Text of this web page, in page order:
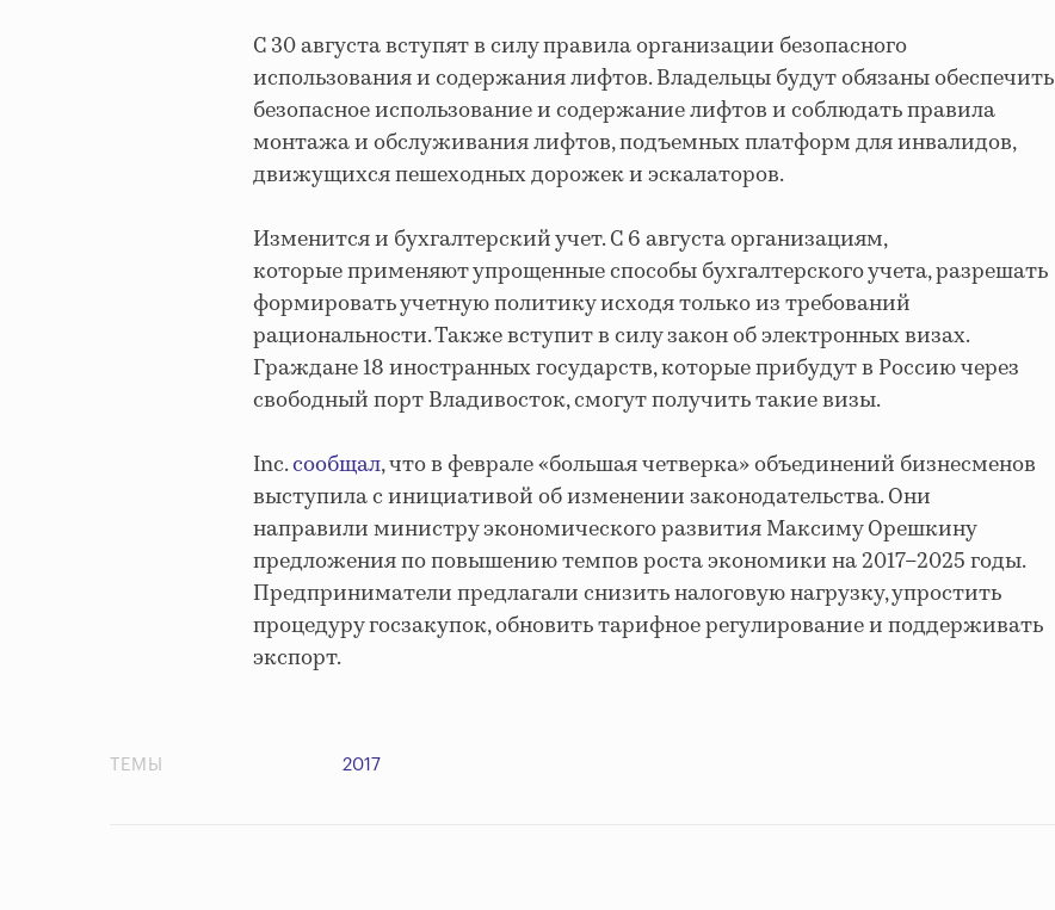
С 30 августа вступят в силу правила организации безопасного
использования и содержания лифтов. Владельцы будут обязаны обеспечить
безопасное использование и содержание лифтов и соблюдать правила
монтажа и обслуживания лифтов, подъемных платформ для инвалидов,
движущихся пешеходных дорожек и эскалаторов.
Изменится и бухгалтерский учет. С 6 августа организациям,
которые применяют упрощенные способы бухгалтерского учета, разрешать
формировать учетную политику исходя только из требований
рациональности. Также вступит в силу закон об электронных визах.
Граждане 18 иностранных государств, которые прибудут в Россию через
свободный порт Владивосток, смогут получить такие визы.
Inc.сообщал, что в феврале «большая четверка» объединений бизнесменов
выступила с инициативой об изменении законодательства. Они
направили министру экономического развития Максиму Орешкину
предложения по повышению темпов роста экономики на 2017–2025 годы.
Предприниматели предлагали снизить налоговую нагрузку, упростить
процедуру госзакупок, обновить тарифное регулирование и поддерживать
экспорт.
ТЕМЫ 2017